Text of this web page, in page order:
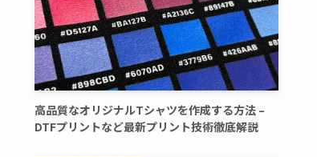
高品質なオリジナルTシャツを作成する方法 –
DTFプリントなど最新プリント技術徹底解説